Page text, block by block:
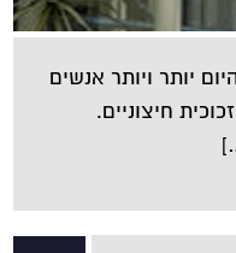
יותר ויותר אנשים
חיצוניים.